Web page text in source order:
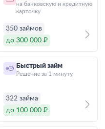
на банковскую и кредитную
карточку
350 займов
до 300 000 ₽
Быстрый займ
Решение за 1 минуту
322 займа
до 100 000 ₽